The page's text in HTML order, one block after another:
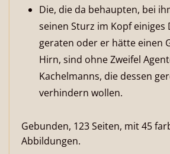
Die, die da behaupten, bei
seinen Sturz im Kopf
geraten oder er hätte einen
Hirn, sind ohne Zweifel
Kachelmanns, die dessen
verhindern wollen.
Gebunden, 123 Seiten, mit 45
Abbildungen.